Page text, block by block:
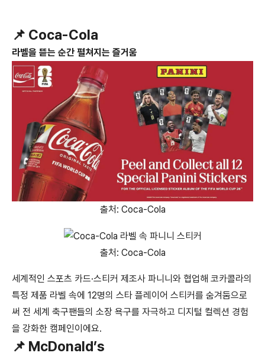
📌 Coca-Cola
라벨을 뜯는 순간 펼쳐지는 즐거움
출처: Coca-Cola
출처: Coca-Cola
세계적인 스포츠 카드·스티커 제조사 파니니와 협업해 코카콜라의
특정 제품 라벨 속에 12명의 스타 플레이어 스티커를 숨겨둠으로
써 전 세계 축구팬들의 소장 욕구를 자극하고 디지털 컬렉션 경험
을 강화한 캠페인이에요.
📌 McDonald’s